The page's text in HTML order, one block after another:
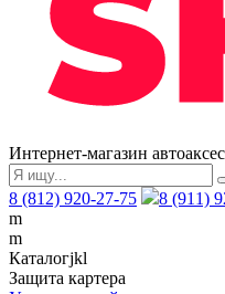
Интернет-магазин
8 (812) 920-27-75
8 (911)
m
m
Каталогjkl
Защита картера